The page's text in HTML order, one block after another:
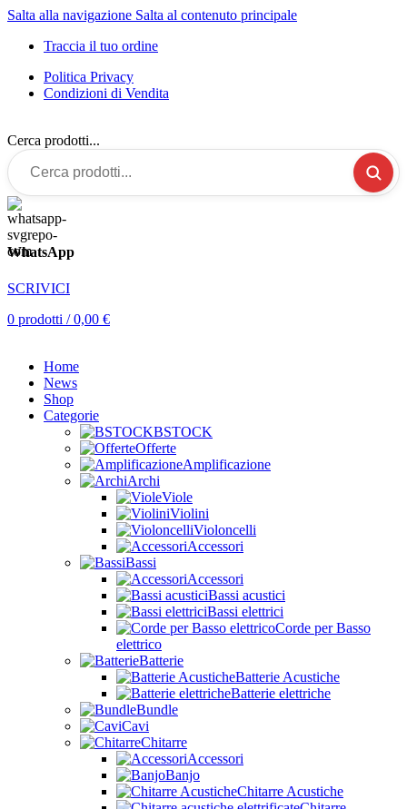
Salta alla navigazione Salta al contenuto principale
Traccia il tuo ordine
Politica Privacy
Condizioni di Vendita
Cerca prodotti...
WhatsApp
SCRIVICI
0 prodotti / 0,00 €
Home
News
Shop
Categorie
BSTOCK
Offerte
Amplificazione
Archi
Viole
Violini
Violoncelli
Accessori
Bassi
Accessori
Bassi acustici
Bassi elettrici
Corde per Basso
elettrico
Batterie
Batterie Acustiche
Batterie elettriche
Bundle
Cavi
Chitarre
Accessori
Banjo
Chitarre Acustiche